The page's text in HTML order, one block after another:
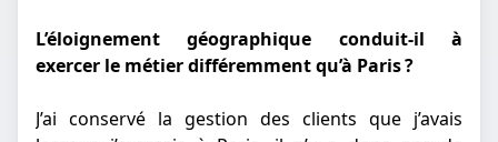
L’éloignement géographique conduit-il à
exercer le métier différemment qu’à Paris ?
J’ai conservé la gestion des clients que j’avais